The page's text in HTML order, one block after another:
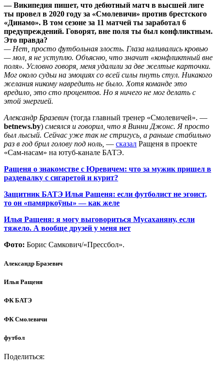
— Википедия пишет, что дебютный матч в высшей лиге
ты провел в 2020 году за «Смолевичи» против брестского
«Динамо». В том сезоне за 11 матчей ты заработал 6
предупреждений. Говорят, вне поля ты был конфликтным.
Это правда?
— Нет, просто футбольная злость. Глаза наливались кровью
— мол, я не уступлю. Объясню, что значит «конфликтный вне
поля». Условно говоря, меня удалили за две желтые карточки.
Мог около судьи на эмоциях со всей силы пнуть стул. Никакого
желания никому навредить не было. Хотя команде это
вредило, это сто процентов. Но я ничего не мог делать с
этой энергией.
Александр Бразевич (тогда главный тренер «Смолевичей». —
betnews.by) смеялся и говорил, что я Винни Джонс. Я просто
был лысый. Сейчас уже так не стригусь, а раньше стабильно
раз в год брил голову под ноль, — сказал Ращеня в проекте
«Сам-насам» на ютуб-канале БАТЭ.
Ращеня о знакомстве с Юревичем: что за мужик пришел в
раздевалку с сигаретой и курит?
Защитник БАТЭ Илья Ращеня: если футболист не эгоист,
то он «памяркоўны» — как желе
Илья Ращеня: я могу выговориться Мусаханяну, если
тяжело. А вообще друзей у меня нет
Фото: Борис Самкович/«Прессбол».
Александр Бразевич
Илья Ращеня
ФК БАТЭ
ФК Смолевичи
футбол
Поделиться: